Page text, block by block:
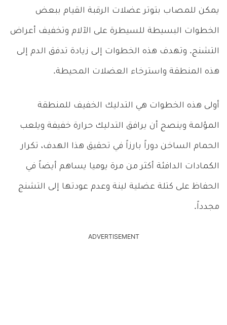
يمكن للمصاب بتوتر عضلات الرقبة القيام ببعض
الخطوات البسيطة للسيطرة على الآلام وتخفيف أعراض
التشنج. وتهدف هذه الخطوات إلى زيادة تدفق الدم إلى
هذه المنطقة واسترخاء العضلات المحيطة.
أولى هذه الخطوات هي التدليك الخفيف للمنطقة
المؤلمة وينصح أن يرافق التدليك حرارة خفيفة ويلعب
الحمام الساخن دوراً بارزاً في تحقيق هذا الهدف، تكرار
الكمادات الدافئة أكثر من مرة يوميا يساهم أيضاً في
الحفاظ على كتلة عضلية لينة وعدم عودتها إلى التشنج
مجدداً.
ADVERTISEMENT